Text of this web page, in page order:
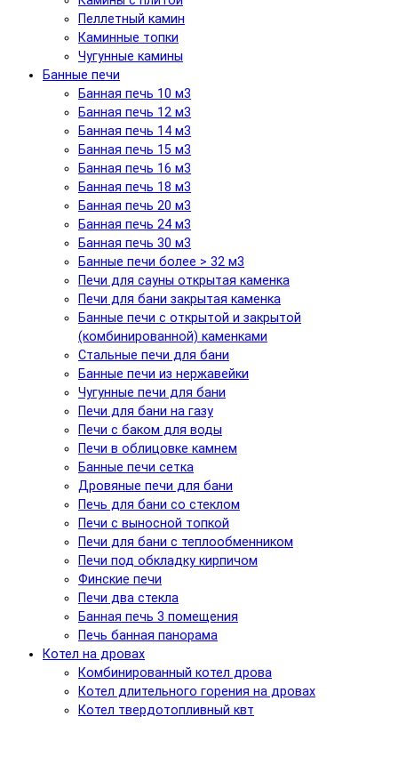
Пеллетный камин
Каминные топки
Чугунные камины
Банные печи
Банная печь 10 м3
Банная печь 12 м3
Банная печь 14 м3
Банная печь 15 м3
Банная печь 16 м3
Банная печь 18 м3
Банная печь 20 м3
Банная печь 24 м3
Банная печь 30 м3
Банные печи более > 32 м3
Печи для сауны открытая каменка
Печи для бани закрытая каменка
Банные печи с открытой и закрытой
(комбинированной) каменками
Стальные печи для бани
Банные печи из нержавейки
Чугунные печи для бани
Печи для бани на газу
Печи с баком для воды
Печи в облицовке камнем
Банные печи сетка
Дровяные печи для бани
Печь для бани со стеклом
Печи с выносной топкой
Печи для бани с теплообменником
Печи под обкладку кирпичом
Финские печи
Печи два стекла
Банная печь 3 помещения
Печь банная панорама
Котел на дровах
Комбинированный котел дрова
Котел длительного горения на дровах
Котел твердотопливный квт